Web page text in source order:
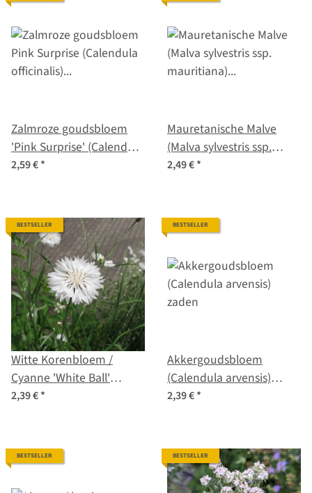
Zalmroze goudsbloem
'Pink Surprise' (Calendula
officinalis) zaad
2,59 €*
Mauretanische Malve
(Malva sylvestris ssp.
mauritiana) Samen
2,49 €*
BESTSELLER
Witte Korenbloem /
Cyanne 'White Ball'
(Centaurea cyanus)
2,39 €*
BESTSELLER
Akkergoudsbloem
(Calendula arvensis)
zaden
2,39 €*
BESTSELLER BESTSELLER